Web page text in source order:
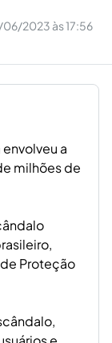
06/2023 às 17:56
a
milhões de
Proteção